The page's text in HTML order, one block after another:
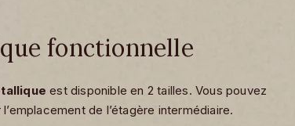
fonctionnelle
est disponible en 2 tailles. Vous pouvez
de l’étagère intermédiaire.